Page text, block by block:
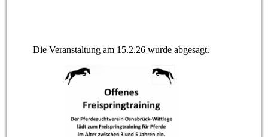
Die Veranstaltung am 15.2.26 wurde abgesagt.